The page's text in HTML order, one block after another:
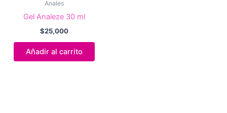
Anales
Gel Analeze 30 ml
$25,000
Añadir al carrito